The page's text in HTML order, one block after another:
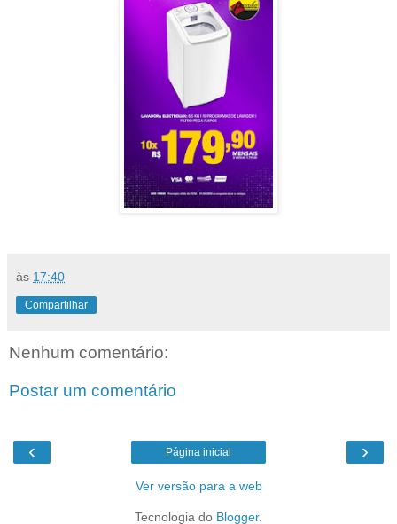
às 17:40
Compartilhar
Nenhum comentário:
Postar um comentário
‹ ›
Página inicial
Ver versão para a web
Tecnologia do Blogger.